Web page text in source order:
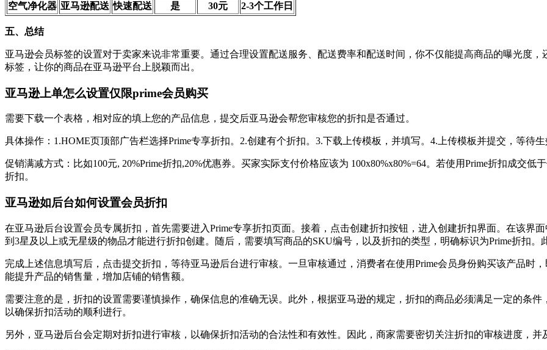
空气净化器 亚马逊配送 快速配送 是 30元 2-3个工作日
五、总结
亚马逊会员标签的设置对于卖家来说非常重要。通过合理设置配送服务、配送费率和配送时间，你不仅能提高商品的曝光度
标签，让你的商品在亚马逊平台上脱颖而出。
亚马逊上单怎么设置仅限prime会员购买
需要下载一个表格，相对应的填上您的产品信息，提交后亚马逊会帮您审核您的折扣是否通过。
具体操作：1.HOME页顶部广告栏选择Prime专享折扣。2.创建有个折扣。3.下载上传模板，并填写。4.上传模板并提交，等待生
促销满减方式：比如100元, 20%Prime折扣,20%优惠券。买家实际支付价格应该为 100x80%x80%=64。若使用Prime折扣成交
折扣。
亚马逊如后台如何设置会员折扣
在亚马逊后台设置会员专属折扣，首先需要进入Prime专享折扣页面。接着，点击创建折扣按钮，进入创建折扣界面。在该界
到3星及以上或无星级的物品才能进行折扣创建。随后，需要填写商品的SKU编号，以及折扣的类型，明确标识为Prime折扣。
完成上述信息填写后，点击提交折扣，等待亚马逊后台进行审核。一旦审核通过，消费者在使用Prime会员身份购买该产品时
能提升产品的销售量，增加店铺的销售额。
需要注意的是，折扣的设置需要谨慎操作，确保信息的准确无误。此外，根据亚马逊的规定，折扣的商品必须满足一定的条
以确保折扣活动的顺利进行。
另外，亚马逊后台会定期对折扣进行审核，以确保折扣活动的合法性和有效性。因此，商家需要密切关注折扣的审核进度，并